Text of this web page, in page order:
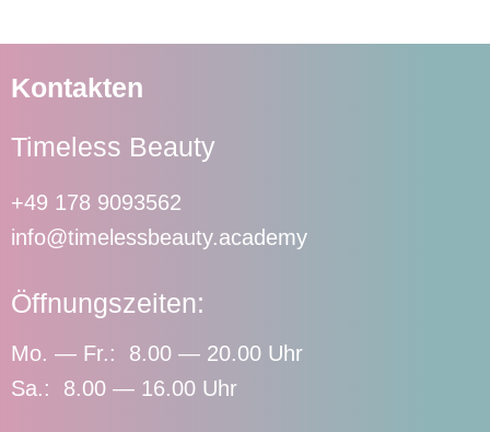
Kontakten
Timeless Beauty
+49 178 9093562
info@timelessbeauty.academy
Öffnungszeiten:
Mo. — Fr.: 8.00 — 20.00 Uhr
Sa.: 8.00 — 16.00 Uhr